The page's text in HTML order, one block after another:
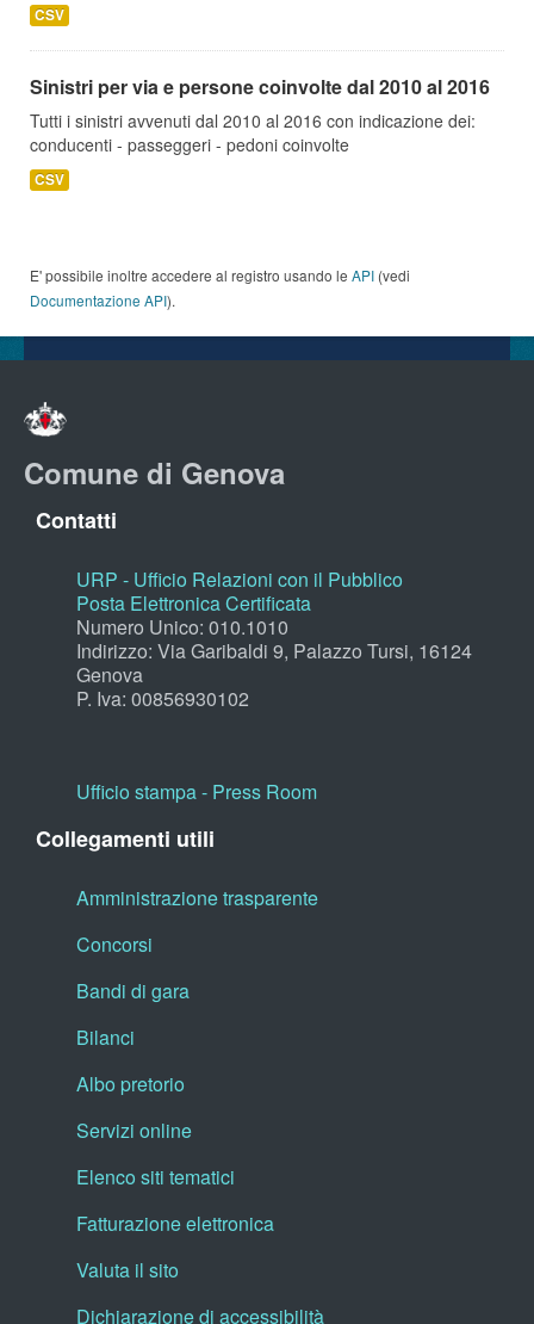
CSV
Sinistri per via e persone coinvolte dal 2010 al 2016
Tutti i sinistri avvenuti dal 2010 al 2016 con indicazione dei:
conducenti - passeggeri - pedoni coinvolte
CSV
E' possibile inoltre accedere al registro usando le API (vedi
Documentazione API).
Comune di Genova
Contatti
URP - Ufficio Relazioni con il Pubblico
Posta Elettronica Certificata
Numero Unico: 010.1010
Indirizzo: Via Garibaldi 9, Palazzo Tursi, 16124
Genova
P. Iva: 00856930102
Ufficio stampa - Press Room
Collegamenti utili
Amministrazione trasparente
Concorsi
Bandi di gara
Bilanci
Albo pretorio
Servizi online
Elenco siti tematici
Fatturazione elettronica
Valuta il sito
Dichiarazione di accessibilità